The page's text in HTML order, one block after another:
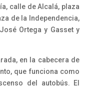
calle de Alcalá, plaza
de la Independencia,
Ortega y Gasset y
en la cabecera de
que funciona como
del autobús. El